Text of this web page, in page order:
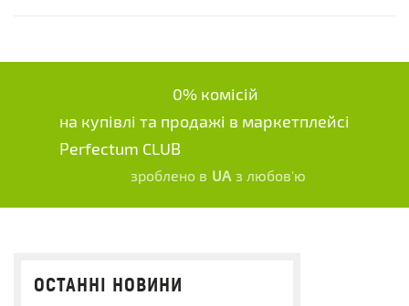
0% комісій
на купівлі та продажі в маркетплейсі
Perfectum CLUB
зроблено в UA з любов'ю
ОСТАННІ НОВИНИ